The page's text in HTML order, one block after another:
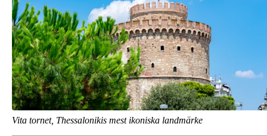
Vita tornet, Thessalonikis mest ikoniska landmärke